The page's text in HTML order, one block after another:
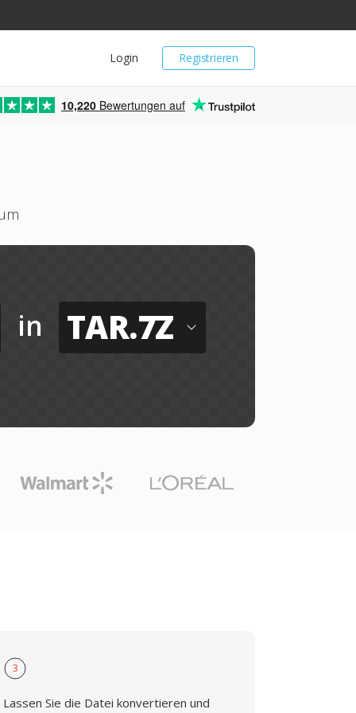
Registrieren
Login
10,220 Bewertungen auf
in TAR.7Z
3
Lassen Sie die Datei konvertieren und